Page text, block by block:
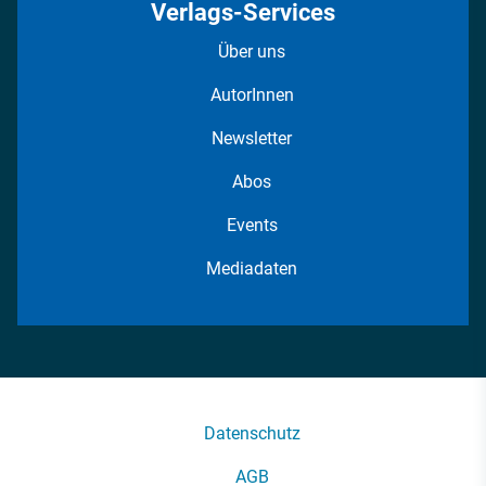
Verlags-Services
Über uns
AutorInnen
Newsletter
Abos
Events
Mediadaten
Datenschutz
AGB